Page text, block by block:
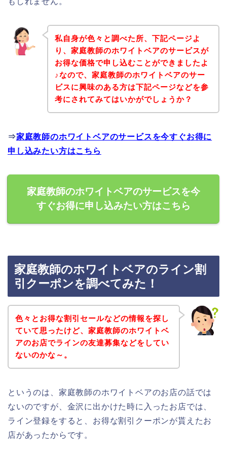
私自身が色々と調べた所、下記ページよ
り、家庭教師のホワイトベアのサービスが
お得な価格で申し込むことができましたよ
♪なので、家庭教師のホワイトベアのサー
ビスに興味のある方は下記ページなどを参
考にされてみてはいかがでしょうか？
⇒家庭教師のホワイトベアのサービスを今すぐお得に
申し込みたい方はこちら
家庭教師のホワイトベアのサービスを今
すぐお得に申し込みたい方はこちら
家庭教師のホワイトベアのライン割
引クーポンを調べてみた！
色々とお得な割引セールなどの情報を探し
ていて思ったけど、家庭教師のホワイトベ
アのお店でラインの友達募集などをしてい
ないのかな～。
というのは、家庭教師のホワイトベアのお店の話では
ないのですが、金沢に出かけた時に入ったお店では、
ライン登録をすると、お得な割引クーポンが貰えたお
店があったからです。